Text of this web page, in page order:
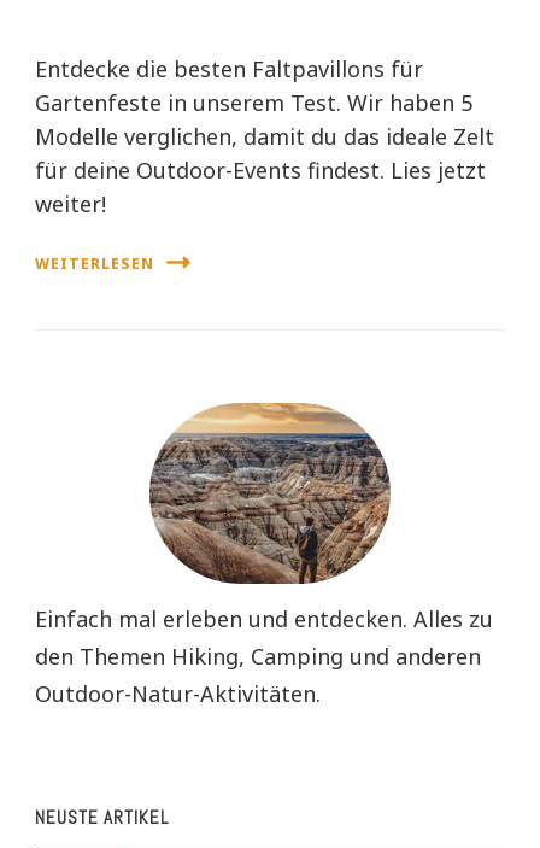
Entdecke die besten Faltpavillons für
Gartenfeste in unserem Test. Wir haben 5
Modelle verglichen, damit du das ideale Zelt
für deine Outdoor-Events findest. Lies jetzt
weiter!
WEITERLESEN
Einfach mal erleben und entdecken. Alles zu
den Themen Hiking, Camping und anderen
Outdoor-Natur-Aktivitäten.
NEUSTE ARTIKEL